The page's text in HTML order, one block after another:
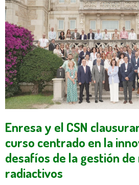
Enresa y el CSN
curso centrado en la
desafíos de la gestión
radiactivos